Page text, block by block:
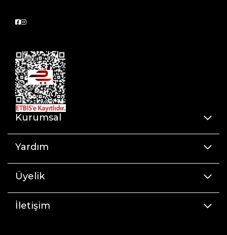
Kurumsal
Yardım
Üyelik
İletişim